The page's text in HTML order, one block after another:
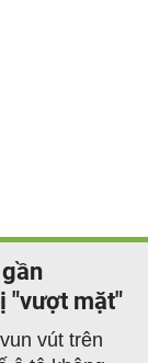
"vượt mặt"
vút trên